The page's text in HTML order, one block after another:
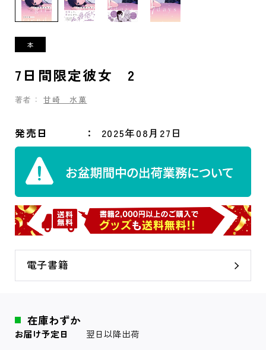
7日間限定彼女 2
著者： 甘崎 水菓
発売日 2025年08月27日
電子書籍
在庫わずか
お届け予定日 翌日以降出荷